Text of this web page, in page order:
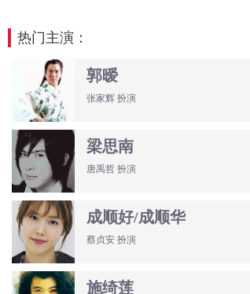
热门主演：
郭暧
张家辉 扮演
梁思南
唐禹哲 扮演
成顺好/成顺华
蔡贞安 扮演
施绮莲